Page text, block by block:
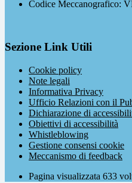
Codice Meccanografico:
Sezione Link Utili
Cookie policy
Note legali
Informativa Privacy
Ufficio Relazioni con il
Dichiarazione di
Obiettivi di accessibilità
Whistleblowing
Gestione consensi cookie
Meccanismo di feedback
Pagina visualizzata 633